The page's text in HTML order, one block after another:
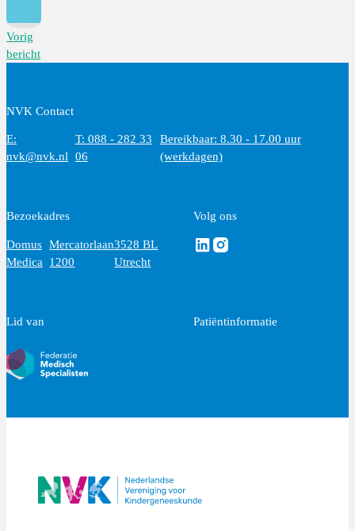
Vorig
bericht
NVK Contact
E:
nvk@nvk.nl
T: 088 - 282 33
06
Bereikbaar: 8.30 - 17.00 uur
(werkdagen)
Bezoekadres
Domus
Medica
Mercatorlaan
1200
3528 BL
Utrecht
Volg ons
Volg ons via Linkedin
Volg ons via Instagram
Lid van Patiëntinformatie